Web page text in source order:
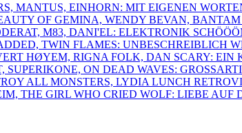
MANTUS, EINHORN: MIT EIGENEN
OF GEMINA, WENDY BEVAN,
M83, DANI'EL: ELEKTRONIK
TWIN FLAMES: UNBESCHREIBLICH
HØYEM, RIGNA FOLK, DAN SCARY: EIN
ON DEAD WAVES:
ALL MONSTERS, LYDIA LUNCH
THE GIRL WHO CRIED WOLF: LIEBE AUF